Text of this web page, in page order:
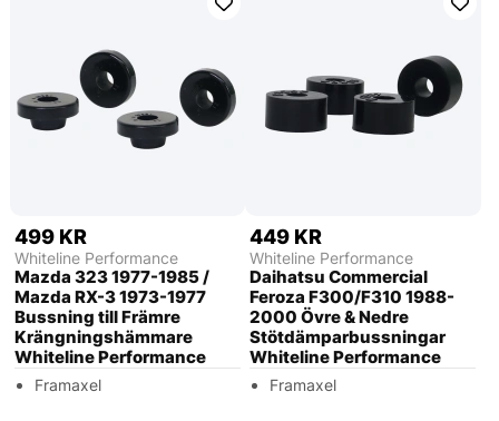
499 KR
Whiteline Performance
Mazda 323 1977-1985 /
Mazda RX-3 1973-1977
Bussning till Främre
Krängningshämmare
Whiteline Performance
Framaxel
449 KR
Whiteline Performance
Daihatsu Commercial
Feroza F300/F310 1988-
2000 Övre & Nedre
Stötdämparbussningar
Whiteline Performance
Framaxel